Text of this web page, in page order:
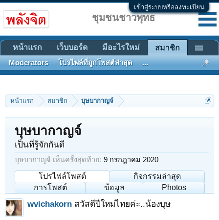
เข้าสู่ระบบหรือลงทะเบียน
หน้าแรก สมาชิก บุษบากาญจ์
บุษบากาญจ์
เป็นที่รู้จักกันดี
บุษบากาญจ์ เห็นครั้งสุดท้าย: 9 กรกฎาคม 2020
โปรไฟล์โพสต์
กิจกรรมล่าสุด
การโพสต์
ข้อมูล Photos
wvichakorn สวัสดีปีใหม่ไทยค่ะ..น้องบุษ
ชุมชนชาวพุทธ
หน้าแรก เว็บบอร์ด มีอะไรใหม่ สมาชิก
Moderators โปรไฟล์ที่ถูกโพสต์ล่าสุด ...